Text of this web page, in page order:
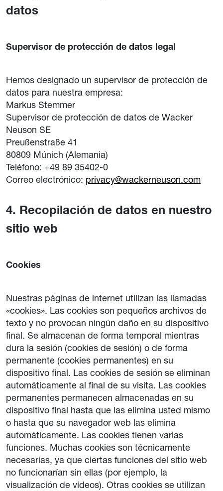
datos
Supervisor de protección de datos legal
Hemos designado un supervisor de protección de
datos para nuestra empresa:
Markus Stemmer
Supervisor de protección de datos de Wacker
Neuson SE
Preußenstraße 41
80809 Múnich (Alemania)
Teléfono: +49 89 35402-0
Correo electrónico: privacy@wackerneuson.com
4. Recopilación de datos en nuestro
sitio web
Cookies
Nuestras páginas de internet utilizan las llamadas
«cookies». Las cookies son pequeños archivos de
texto y no provocan ningún daño en su dispositivo
final. Se almacenan de forma temporal mientras
dura la sesión (cookies de sesión) o de forma
permanente (cookies permanentes) en su
dispositivo final. Las cookies de sesión se eliminan
automáticamente al final de su visita. Las cookies
permanentes permanecen almacenadas en su
dispositivo final hasta que las elimina usted mismo
o hasta que su navegador web las elimina
automáticamente. Las cookies tienen varias
funciones. Muchas cookies son técnicamente
necesarias, ya que ciertas funciones del sitio web
no funcionarían sin ellas (por ejemplo, la
visualización de vídeos). Otras cookies se utilizan